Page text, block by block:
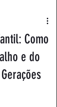
Como
e do